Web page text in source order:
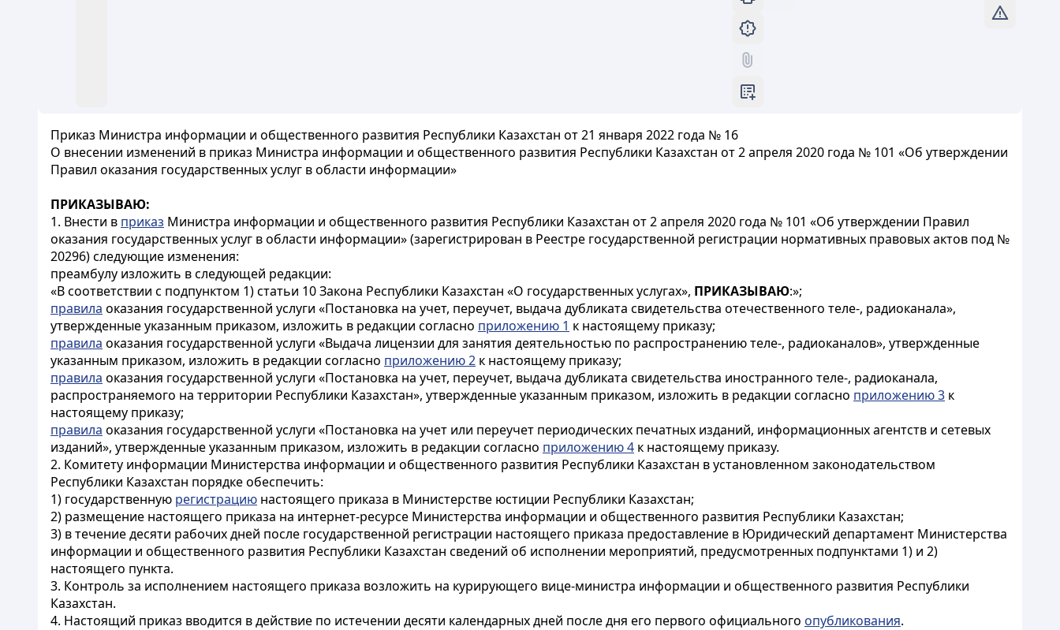
Приказ Министра информации и общественного развития Республики Казахстан от 21 января 2022 года № 16
О внесении изменений в приказ Министра информации и общественного развития Республики Казахстан от 2 апреля 2020 года № 101 «Об утверждении
Правил оказания государственных услуг в области информации»
ПРИКАЗЫВАЮ:
1. Внести в приказ Министра информации и общественного развития Республики Казахстан от 2 апреля 2020 года № 101 «Об утверждении Правил
оказания государственных услуг в области информации» (зарегистрирован в Реестре государственной регистрации нормативных правовых актов под №
20296) следующие изменения:
преамбулу изложить в следующей редакции:
«В соответствии с подпунктом 1) статьи 10 Закона Республики Казахстан «О государственных услугах», ПРИКАЗЫВАЮ:»;
правила оказания государственной услуги «Постановка на учет, переучет, выдача дубликата свидетельства отечественного теле-, радиоканала»,
утвержденные указанным приказом, изложить в редакции согласно приложению 1 к настоящему приказу;
правила оказания государственной услуги «Выдача лицензии для занятия деятельностью по распространению теле-, радиоканалов», утвержденные
указанным приказом, изложить в редакции согласно приложению 2 к настоящему приказу;
правила оказания государственной услуги «Постановка на учет, переучет, выдача дубликата свидетельства иностранного теле-, радиоканала,
распространяемого на территории Республики Казахстан», утвержденные указанным приказом, изложить в редакции согласно приложению 3 к
настоящему приказу;
правила оказания государственной услуги «Постановка на учет или переучет периодических печатных изданий, информационных агентств и сетевых
изданий», утвержденные указанным приказом, изложить в редакции согласно приложению 4 к настоящему приказу.
2. Комитету информации Министерства информации и общественного развития Республики Казахстан в установленном законодательством
Республики Казахстан порядке обеспечить:
1) государственную регистрацию настоящего приказа в Министерстве юстиции Республики Казахстан;
2) размещение настоящего приказа на интернет-ресурсе Министерства информации и общественного развития Республики Казахстан;
3) в течение десяти рабочих дней после государственной регистрации настоящего приказа предоставление в Юридический департамент Министерства
информации и общественного развития Республики Казахстан сведений об исполнении мероприятий, предусмотренных подпунктами 1) и 2)
настоящего пункта.
3. Контроль за исполнением настоящего приказа возложить на курирующего вице-министра информации и общественного развития Республики
Казахстан.
4. Настоящий приказ вводится в действие по истечении десяти календарных дней после дня его первого официального опубликования.